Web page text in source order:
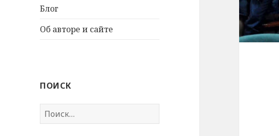
Блог
Об авторе и сайте
ПОИСК
Найти: